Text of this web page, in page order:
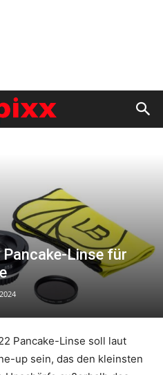
Linse für
Pancake-Linse soll laut
up sein, das den kleinsten